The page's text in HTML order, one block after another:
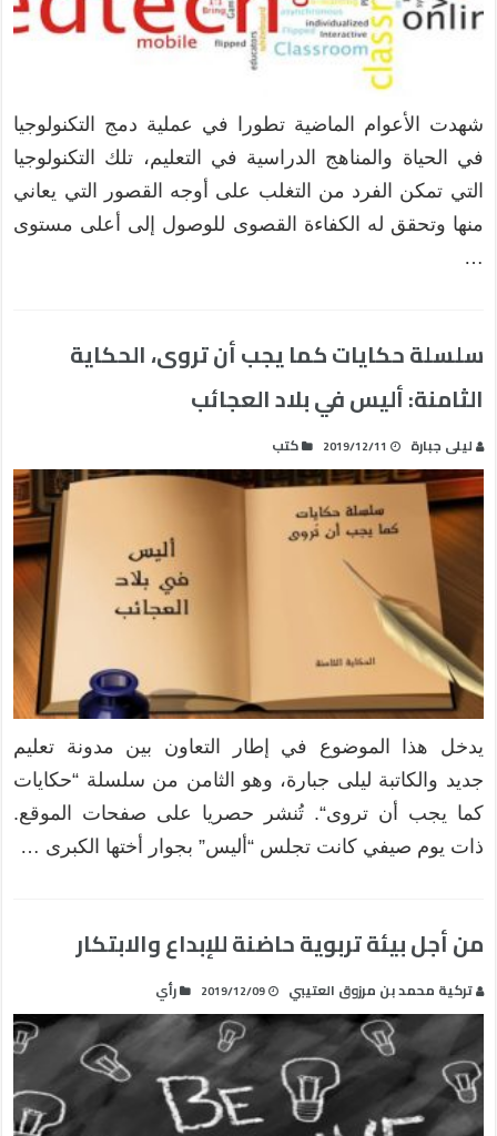
شهدت الأعوام الماضية تطورا في عملية دمج التكنولوجيا
في الحياة والمناهج الدراسية في التعليم، تلك التكنولوجيا
التي تمكن الفرد من التغلب على أوجه القصور التي يعاني
منها وتحقق له الكفاءة القصوى للوصول إلى أعلى مستوى
…
سلسلة حكايات كما يجب أن تروى، الحكاية
الثامنة: أليس في بلاد العجائب
ليلى جبارة 2019/12/11 كتب
يدخل هذا الموضوع في إطار التعاون بين مدونة تعليم
جديد والكاتبة ليلى جبارة، وهو الثامن من سلسلة “حكايات
كما يجب أن تروى“. تُنشر حصريا على صفحات الموقع.
ذات يوم صيفي كانت تجلس “أليس” بجوار أختها الكبرى …
من أجل بيئة تربوية حاضنة للإبداع والابتكار
تركية محمد بن مرزوق العتيبي 2019/12/09 رأي